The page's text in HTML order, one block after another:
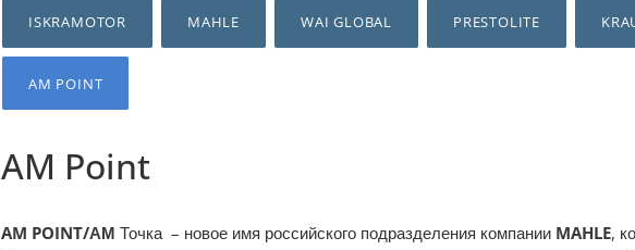
ISKRAMOTOR MAHLE WAI GLOBAL PRESTOLITE
AM POINT
AM Point
AM POINT/АМ Точка – новое имя российского подразделения компании MAHLE,